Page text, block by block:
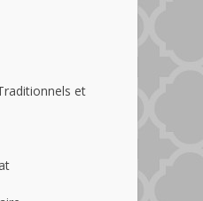
et